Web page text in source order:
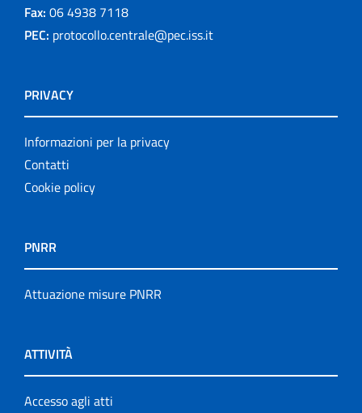
Fax: 06 4938 7118
PEC: protocollo.centrale@pec.iss.it
PRIVACY
Informazioni per la privacy
Contatti
Cookie policy
PNRR
Attuazione misure PNRR
ATTIVITÀ
Accesso agli atti